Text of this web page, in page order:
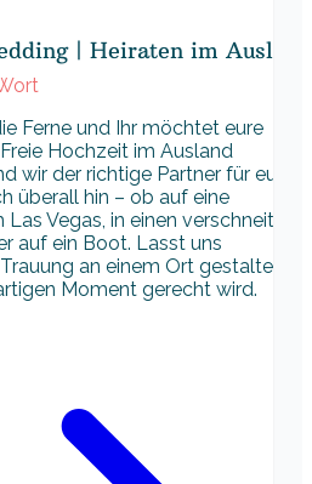
| Heiraten im Ausland
Ferne und Ihr möchtet eure
Hochzeit im Ausland
wir der richtige Partner für euch!
überall hin – ob auf eine
Vegas, in einen verschneiten
auf ein Boot. Lasst uns
an einem Ort gestalten,
Moment gerecht wird.